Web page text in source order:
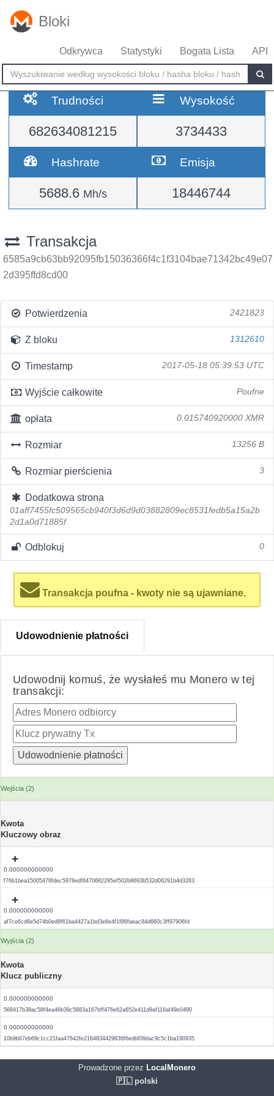
Bloki
Odkrywca Statystyki Bogata Lista API
Trudności
682634081215
Wysokość
3734433
Hashrate
5688.6 Mh/s
Emisja
18446744
Transakcja
6585a9cb63bb92095fb15036366f4c1f3104bae71342bc49e07
2d395ffd8cd00
Potwierdzenia 2421823
Z bloku 1312610
Timestamp 2017-05-18 05:39:53 UTC
Wyjście całkowite Poufne
opłata 0.015740920000 XMR
Rozmiar 13256 B
Rozmiar pierścienia 3
Dodatkowa strona
01aff7455fc509565cb940f3d6d9d03882809ec8531fedb5a15a2b
2d1a0d71885f
Odblokuj 0
Transakcja poufna - kwoty nie są ujawniane.
Udowodnienie płatności
Udowodnij komuś, że wysłałeś mu Monero w tej
transakcji:
Wejścia (2)
Kwota
Kluczowy obraz
0.000000000000
f76b1bea15005478fdec5978edf8470682295ef502b9693b532d06291b4d3263
0.000000000000
af7ce6cd6e5d74b0ed8f61ba4427a1bd3e6e4f1f86faeac84d660c3ff97906fd
Wyjścia (2)
Kwota
Klucz publiczny
0.000000000000
568417b38ac58f4ea46b39c5883a167bff476e62a652e411d9af116af49e0490
0.000000000000
10b9b67eb69c1cc21faa47642fe2164834429836f6edbf09dac9c5c1ba190935
Prowadzone przez LocalMonero
🇵🇱 polski